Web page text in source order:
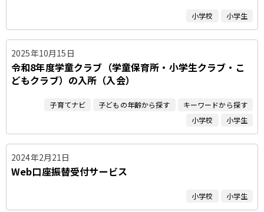
小学校 小学生
2025年10月15日
令和8年度学童クラブ（学童保育所・小学生クラブ・こ
どもクラブ）の入所（入会）
子育てナビ 子どもの年齢から探す
キーワードから探す
小学校
小学生
2024年2月21日
Web口座振替受付サービス
小学校 小学生